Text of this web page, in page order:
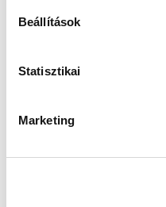
Beállítások
Statisztikai
Marketing